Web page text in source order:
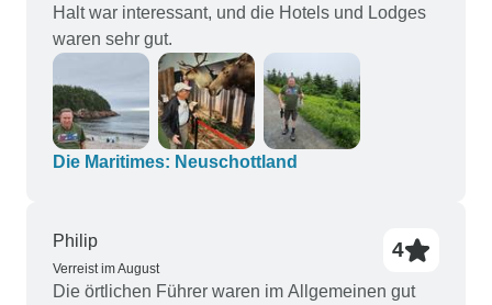
Halt war interessant, und die Hotels und Lodges
waren sehr gut.
Die Maritimes: Neuschottland
Philip
Verreist im August
4
Die örtlichen Führer waren im Allgemeinen gut